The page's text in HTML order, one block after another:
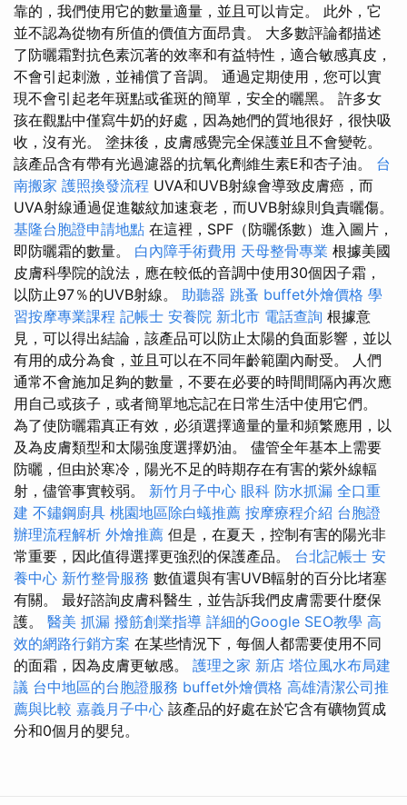
靠的，我們使用它的數量適量，並且可以肯定。 此外，它
並不認為從物有所值的價值方面昂貴。 大多數評論都描述
了防曬霜對抗色素沉著的效率和有益特性，適合敏感真皮，
不會引起刺激，並補償了音調。 通過定期使用，您可以實
現不會引起老年斑點或雀斑的簡單，安全的曬黑。 許多女
孩在觀點中僅寫牛奶的好處，因為她們的質地很好，很快吸
收，沒有光。 塗抹後，皮膚感覺完全保護並且不會變乾。
該產品含有帶有光過濾器的抗氧化劑維生素E和杏子油。 台
南搬家 護照換發流程 UVA和UVB射線會導致皮膚癌，而
UVA射線通過促進皺紋加速衰老，而UVB射線則負責曬傷。
基隆台胞證申請地點 在這裡，SPF（防曬係數）進入圖片，
即防曬霜的數量。 白內障手術費用 天母整骨專業 根據美國
皮膚科學院的說法，應在較低的音調中使用30個因子霜，
以防止97％的UVB射線。 助聽器 跳蚤 buffet外燴價格 學
習按摩專業課程 記帳士 安養院 新北市 電話查詢 根據意
見，可以得出結論，該產品可以防止太陽的負面影響，並以
有用的成分為食，並且可以在不同年齡範圍內耐受。 人們
通常不會施加足夠的數量，不要在必要的時間間隔內再次應
用自己或孩子，或者簡單地忘記在日常生活中使用它們。
為了使防曬霜真正有效，必須選擇適量的量和頻繁應用，以
及為皮膚類型和太陽強度選擇奶油。 儘管全年基本上需要
防曬，但由於寒冷，陽光不足的時期存在有害的紫外線輻
射，儘管事實較弱。 新竹月子中心 眼科 防水抓漏 全口重
建 不鏽鋼廚具 桃園地區除白蟻推薦 按摩療程介紹 台胞證
辦理流程解析 外燴推薦 但是，在夏天，控制有害的陽光非
常重要，因此值得選擇更強烈的保護產品。 台北記帳士 安
養中心 新竹整骨服務 數值還與有害UVB輻射的百分比堵塞
有關。 最好諮詢皮膚科醫生，並告訴我們皮膚需要什麼保
護。 醫美 抓漏 撥筋創業指導 詳細的Google SEO教學 高
效的網路行銷方案 在某些情況下，每個人都需要使用不同
的面霜，因為皮膚更敏感。 護理之家 新店 塔位風水布局建
議 台中地區的台胞證服務 buffet外燴價格 高雄清潔公司推
薦與比較 嘉義月子中心 該產品的好處在於它含有礦物質成
分和0個月的嬰兒。